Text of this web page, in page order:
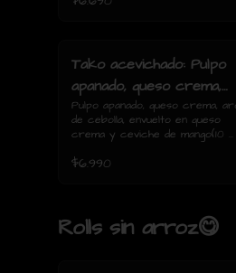
Tako acevichado: Pulpo
apanado, queso crema,
aros de cebolla, envuelto
en queso crema y
piezas)
Pulpo apanado, queso crema,
de cebolla, envuelto en queso
crema y ceviche de mango(10
$6.990
Rolls sin arroz😋